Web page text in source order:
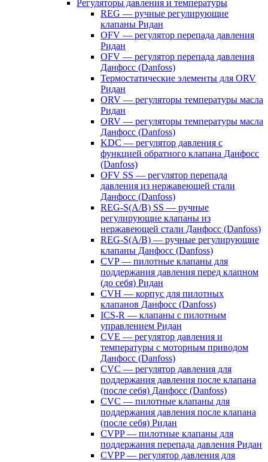
Регуляторы давления и температуры
REG — ручные регулирующие
клапаны Ридан
OFV — регулятор перепада давления
Ридан
OFV — регулятор перепада давления
Данфосс (Danfoss)
Термостатические элементы для ORV
Ридан
ORV — регуляторы температуры масла
Ридан
ORV — регуляторы температуры масла
Данфосс (Danfoss)
KDC — регулятор давления с
функцией обратного клапана Данфосс
(Danfoss)
OFV SS — регулятор перепада
давления из нержавеющей стали
Данфосс (Danfoss)
REG-S(A/B) SS — ручные
регулирующие клапаны из
нержавеющей стали Данфосс (Danfoss)
REG-S(A/B) — ручные регулирующие
клапаны Данфосс (Danfoss)
CVP — пилотные клапаны для
поддержания давления перед клапном
(до себя) Ридан
CVH — корпус для пилотных
клапанов Данфосс (Danfoss)
ICS-R — клапаны с пилотным
управлением Ридан
CVE — регулятор давления и
температуры с моторным приводом
Данфосс (Danfoss)
CVС — регулятор давления для
поддержания давления после клапана
(после себя) Данфосс (Danfoss)
CVС — пилотные клапаны для
поддержания давления после клапана
(после себя) Ридан
CVPP — пилотные клапаны для
поддержания перепада давления Ридан
CVPP — регулятор давления для